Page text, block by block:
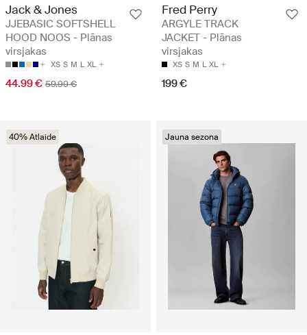
Jack & Jones
JJEBASIC SOFTSHELL
HOOD NOOS - Plānas
virsjakas
XS S M L XL
44.99 € 59.99 €
Fred Perry
ARGYLE TRACK
JACKET - Plānas
virsjakas
XS S M L XL
199 €
40% Atlaide Jauna sezona